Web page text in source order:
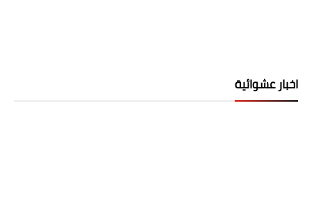
اخبار عشوائية